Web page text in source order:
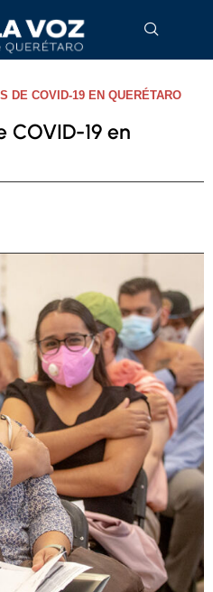
DE COVID-19 EN QUERÉTARO
COVID-19 en